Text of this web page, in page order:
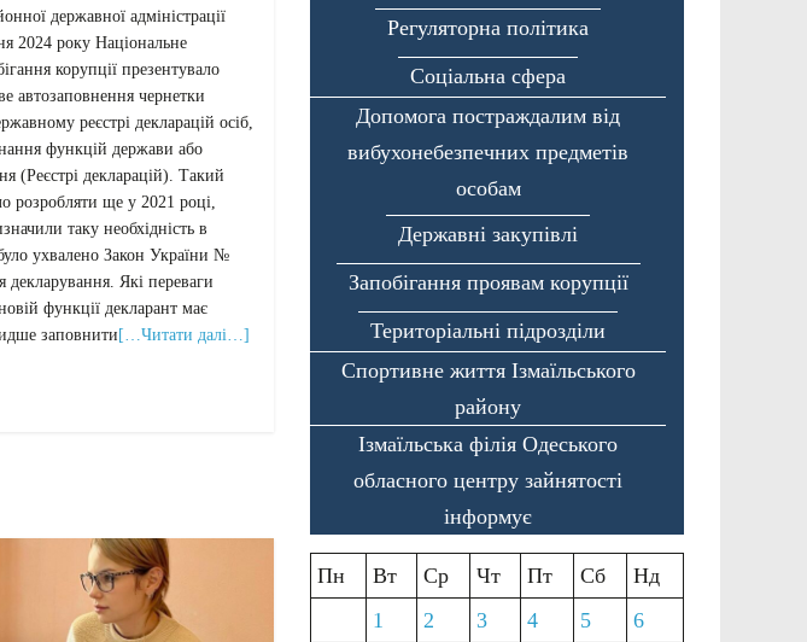
державної адміністрації
2024 року Національне
корупції презентувало
автозаповнення чернетки
реєстрі декларацій осіб,
функцій держави або
(Реєстрі декларацій). Такий
розробляти ще у 2021 році,
таку необхідність в
ухвалено Закон України №
декларування. Які переваги
функції декларант має
заповнити[…Читати далі…]
Регуляторна політика
Соціальна сфера
Допомога постраждалим від
вибухонебезпечних предметів
особам
Державні закупівлі
Запобігання проявам корупції
Територіальні підрозділи
Спортивне життя Ізмаїльського
району
Ізмаїльська філія Одеського
обласного центру зайнятості
інформує
Пн Вт Ср Чт Пт Сб
Нд
1
2 3 4 5
6